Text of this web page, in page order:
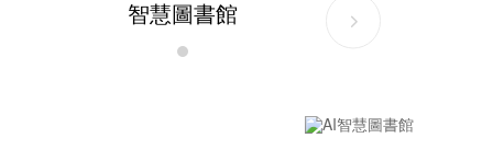
智慧圖書館 